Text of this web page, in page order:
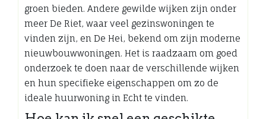
groen bieden. Andere gewilde wijken zijn onder
meer De Riet, waar veel gezinswoningen te
vinden zijn, en De Hei, bekend om zijn moderne
nieuwbouwwoningen. Het is raadzaam om goed
onderzoek te doen naar de verschillende wijken
en hun specifieke eigenschappen om zo de
ideale huurwoning in Echt te vinden.